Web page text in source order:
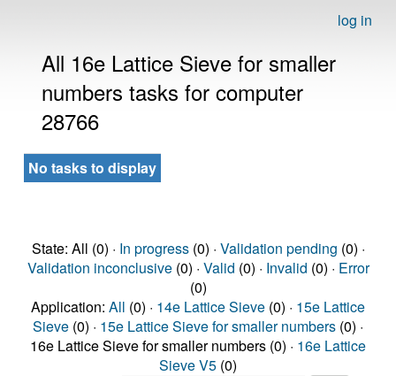
log in
All 16e Lattice Sieve for smaller
numbers tasks for computer
28766
No tasks to display
State: All (0) · In progress(0) · Validation pending (0) ·
Validation inconclusive(0) · Valid (0) · Invalid (0) · Error
(0)
Application: All (0) · 14e Lattice Sieve (0) · 15e Lattice
Sieve (0) · 15e Lattice Sieve for smaller numbers (0) ·
16e Lattice Sieve for smaller numbers (0) · 16e Lattice
Sieve V5 (0)